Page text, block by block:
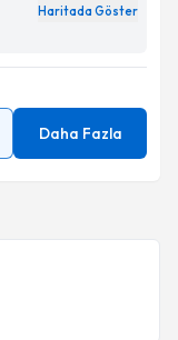
Haritada Göster
Daha Fazla